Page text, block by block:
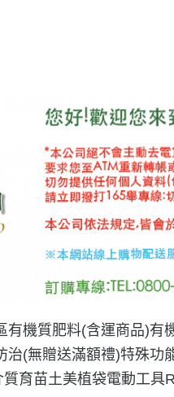
有機質肥料(含運商品)有
治(無贈送滿額禮)特殊功
質育苗土美植袋電動工具